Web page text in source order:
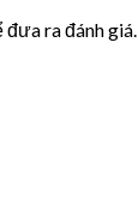
đưa ra đánh giá.